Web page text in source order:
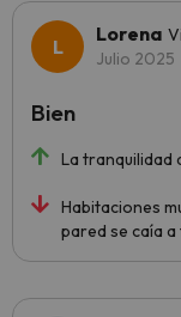
Lorena
Julio 2025
La tranquilidad
Habitaciones
pared se caía
Bien